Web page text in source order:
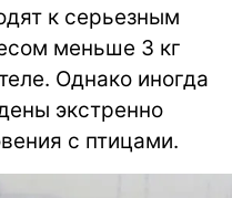
к серьезным
меньше 3 кг
Однако иногда
экстренно
с птицами.